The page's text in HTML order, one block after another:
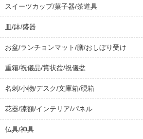
スイーツカップ/菓子器/茶道具
皿/鉢/盛器
お盆/ランチョンマット/膳/おしぼり受け
重箱/祝儀品/賞状盆/祝儀盆
名刺/小物/デスク/文庫箱/硯箱
花器/漆額/インテリア/パネル
仏具/神具